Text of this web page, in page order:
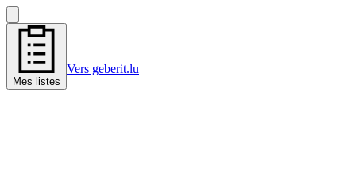
Mes listes
Vers geberit.lu